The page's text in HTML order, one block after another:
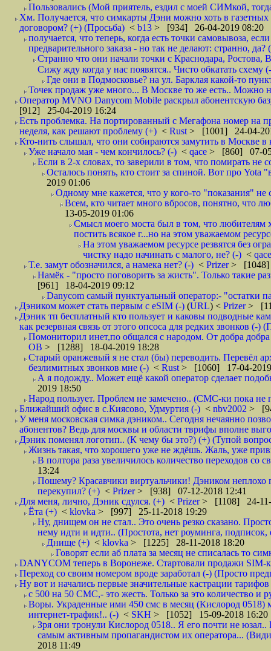
Пользовались (Мой приятель, ездил с моей СИМкой,
Хм. Получается, что симкарты Дэни можно хоть в газетных
договором? (+) (Просьба) < b13 > [934] 26-04-2019 08:20
получается, что теперь, когда есть точки самовывоза,
предварительного заказа - но так не делают: странно, да?
Странно что они начали точки с Краснодара,
Сижу жду когда у нас появятся.. Чисто обкатать схему
Где они в Подмосковье? на ул. Барклая какой-то
Точек продаж уже много... В Москве то же есть.. Можно
Оператор MVNO Danycom Mobile раскрыл абонентскую
[912] 25-04-2019 16:24
Есть проблемка. На портированный с Мегафона номер на
неделя, как решают проблему (+) < Rust > [1001] 24-04-
Кто-нить слышал, что они собираются замутить в Москве в
Уже начало мая - чем кончилось? (-) < qace > [860] 07-
Если в 2-х словах, то заверили в том, что помирать не
Осталось понять, кто стоит за спиной. Вот про Yota
2019 01:06
Одному мне кажется, что у кого-то "показания" не
Всем, кто читает много вбросов, понятно, что
13-05-2019 01:06
Смысл моего моста был в том, что любителям
постить всякое г...но на этом уважаемом
На этом уважаемом ресурсе резвятся без
чистку надо начинать с малого, не? (-) <
Т.е. замут обозначился, а намека нет? (-) < Prizer> [1048]
Намёк - "просто поговорить за жисть". Только такие
[961] 18-04-2019 09:12
Danycom самый пунктуальный оператор:- "остатки
Дэником может стать первым с еSIM (-) (URL) < Prizer>
Дэник тп бесплатный кто пользует и каковы подводные
как резервная связь от этого опсоса для редких звонков (-)
Помониторил инет,по общался с народом. От добра
ОВ > [1288] 18-04-2019 18:28
Старый оранжевый я не стал (бы) переводить. Перевёл
безлимитных звонков мне (-) < Rust > [1060] 17-04-
А я подожду.. Может ещё какой оператор сделает
2019 18:50
Народ пользует. Проблем не замечено.. (СМС-ки пока
Ближайший офис в с.Киясово, Удмуртия (-) < nbv2002 >
У меня московская симка дэником.. Сегодня нечаянно
абонентов? Ведь для москвы и области тврифы вполне
Дэник поменял логотип.. (К чему бы это?) (+) (Тупой
Жизнь такая, что хорошего уже не ждёшь. Жаль, уже
В полтора раза увеличилось количество переходов
13:24
Пошему? Красавчики виртуальчики! Дэником
перекупил? (+) < Prizer> [938] 07-12-2018 12:41
Для меня, лично, Дэник сдулся. (+) < Prizer> [1108] 24-11-
Ёта (+) < klovka > [997] 25-11-2018 19:29
Ну, днищем он не стал.. Это очень резко сказано.
нему идти и идти.. (Простота, нет роуминга,
Днище (+) < klovka > [1225] 28-11-2018 18:20
Говорят если аб плата за месяц не списалась то
DANYCOM теперь в Воронеже. Стартовали продажи SIM-
Переход со своим номером вроде заработал (-) (Просто
Ну вот и начались первые значительные кастрации
с 500 на 50 СМС,- это жесть. Только за это количество и
Воры. Украденные ими 450 смс в месяц (Кислород 0518)
интернет-трафик!.. (-) < SKH > [1052] 15-09-2018 16:20
Зря они тронули Кислород 0518.. Я его почти не
самым активным пропагандистом их оператора...
2018 11:49